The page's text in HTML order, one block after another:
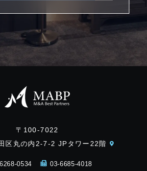
〒100-7022
区丸の内2-7-2 JPタワー22階
0534 03-6685-4018